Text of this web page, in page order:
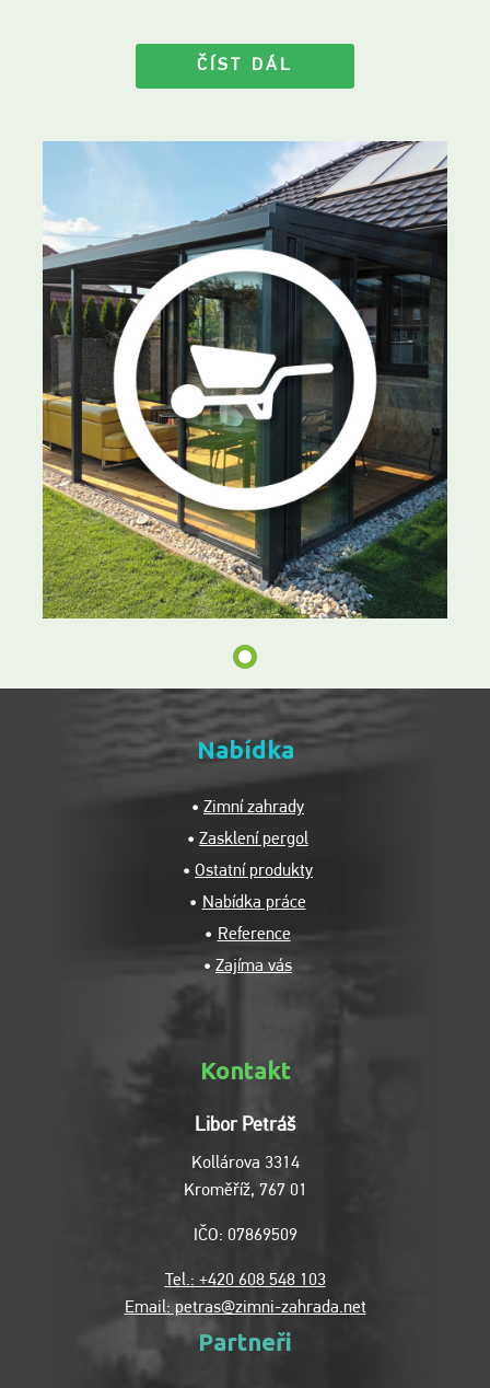
ČÍST DÁL
Kontakt
Libor Petráš
Kollárova 3314
Kroměříž, 767 01
IČO: 07869509
Tel.: +420 608 548 103
Email: petras@zimni-zahrada.net
Nabídka
Zimní zahrady
Zasklení pergol
Ostatní produkty
Nabídka práce
Reference
Zajíma vás
Partneři